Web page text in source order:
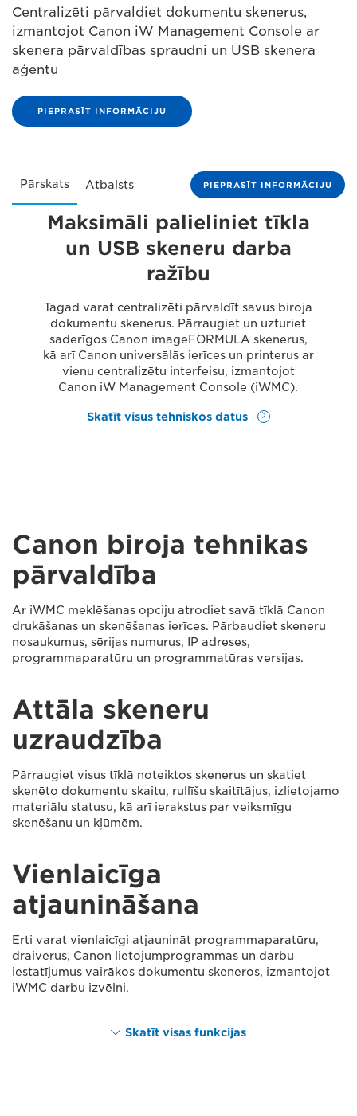
Centralizēti pārvaldiet dokumentu skenerus,
izmantojot Canon iW Management Console ar
skenera pārvaldības spraudni un USB skenera
aģentu
PIEPRASĪT INFORMĀCIJU
Pārskats Atbalsts PIEPRASĪT INFORMĀCIJU
Maksimāli palieliniet tīkla
un USB skeneru darba
ražību
Tagad varat centralizēti pārvaldīt savus biroja
dokumentu skenerus. Pārraugiet un uzturiet
saderīgos Canon imageFORMULA skenerus,
kā arī Canon universālās ierīces un printerus ar
vienu centralizētu interfeisu, izmantojot
Canon iW Management Console (iWMC).
Skatīt visus tehniskos datus
Canon biroja tehnikas
pārvaldība
Ar iWMC meklēšanas opciju atrodiet savā tīklā Canon
drukāšanas un skenēšanas ierīces. Pārbaudiet skeneru
nosaukumus, sērijas numurus, IP adreses,
programmaparatūru un programmatūras versijas.
Attāla skeneru
uzraudzība
Pārraugiet visus tīklā noteiktos skenerus un skatiet
skenēto dokumentu skaitu, rullīšu skaitītājus, izlietojamo
materiālu statusu, kā arī ierakstus par veiksmīgu
skenēšanu un kļūmēm.
Vienlaicīga
atjaunināšana
Ērti varat vienlaicīgi atjaunināt programmaparatūru,
draiverus, Canon lietojumprogrammas un darbu
iestatījumus vairākos dokumentu skeneros, izmantojot
iWMC darbu izvēlni.
Skatīt visas funkcijas